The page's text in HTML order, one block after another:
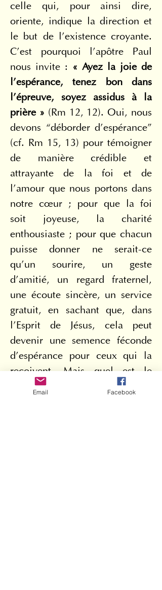
celle qui, pour ainsi dire,
oriente, indique la direction et
le but de l’existence croyante.
C’est pourquoi l’apôtre Paul
nous invite : « Ayez la joie de
l’espérance, tenez bon dans
l’épreuve, soyez assidus à la
prière » (Rm 12, 12). Oui, nous
devons “déborder d’espérance”
(cf. Rm 15, 13) pour témoigner
de manière crédible et
attrayante de la foi et de
l’amour que nous portons dans
notre cœur ; pour que la foi
soit joyeuse, la charité
enthousiaste ; pour que chacun
puisse donner ne serait-ce
qu’un sourire, un geste
d’amitié, un regard fraternel,
une écoute sincère, un service
gratuit, en sachant que, dans
l’Esprit de Jésus, cela peut
devenir une semence féconde
d’espérance pour ceux qui la
reçoivent. Mais quel est le
fondement de notre espérance ?
Email Facebook